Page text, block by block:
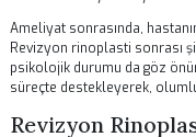
Revizyon
Revizyon rinoplasti
yapısı ve hastanın